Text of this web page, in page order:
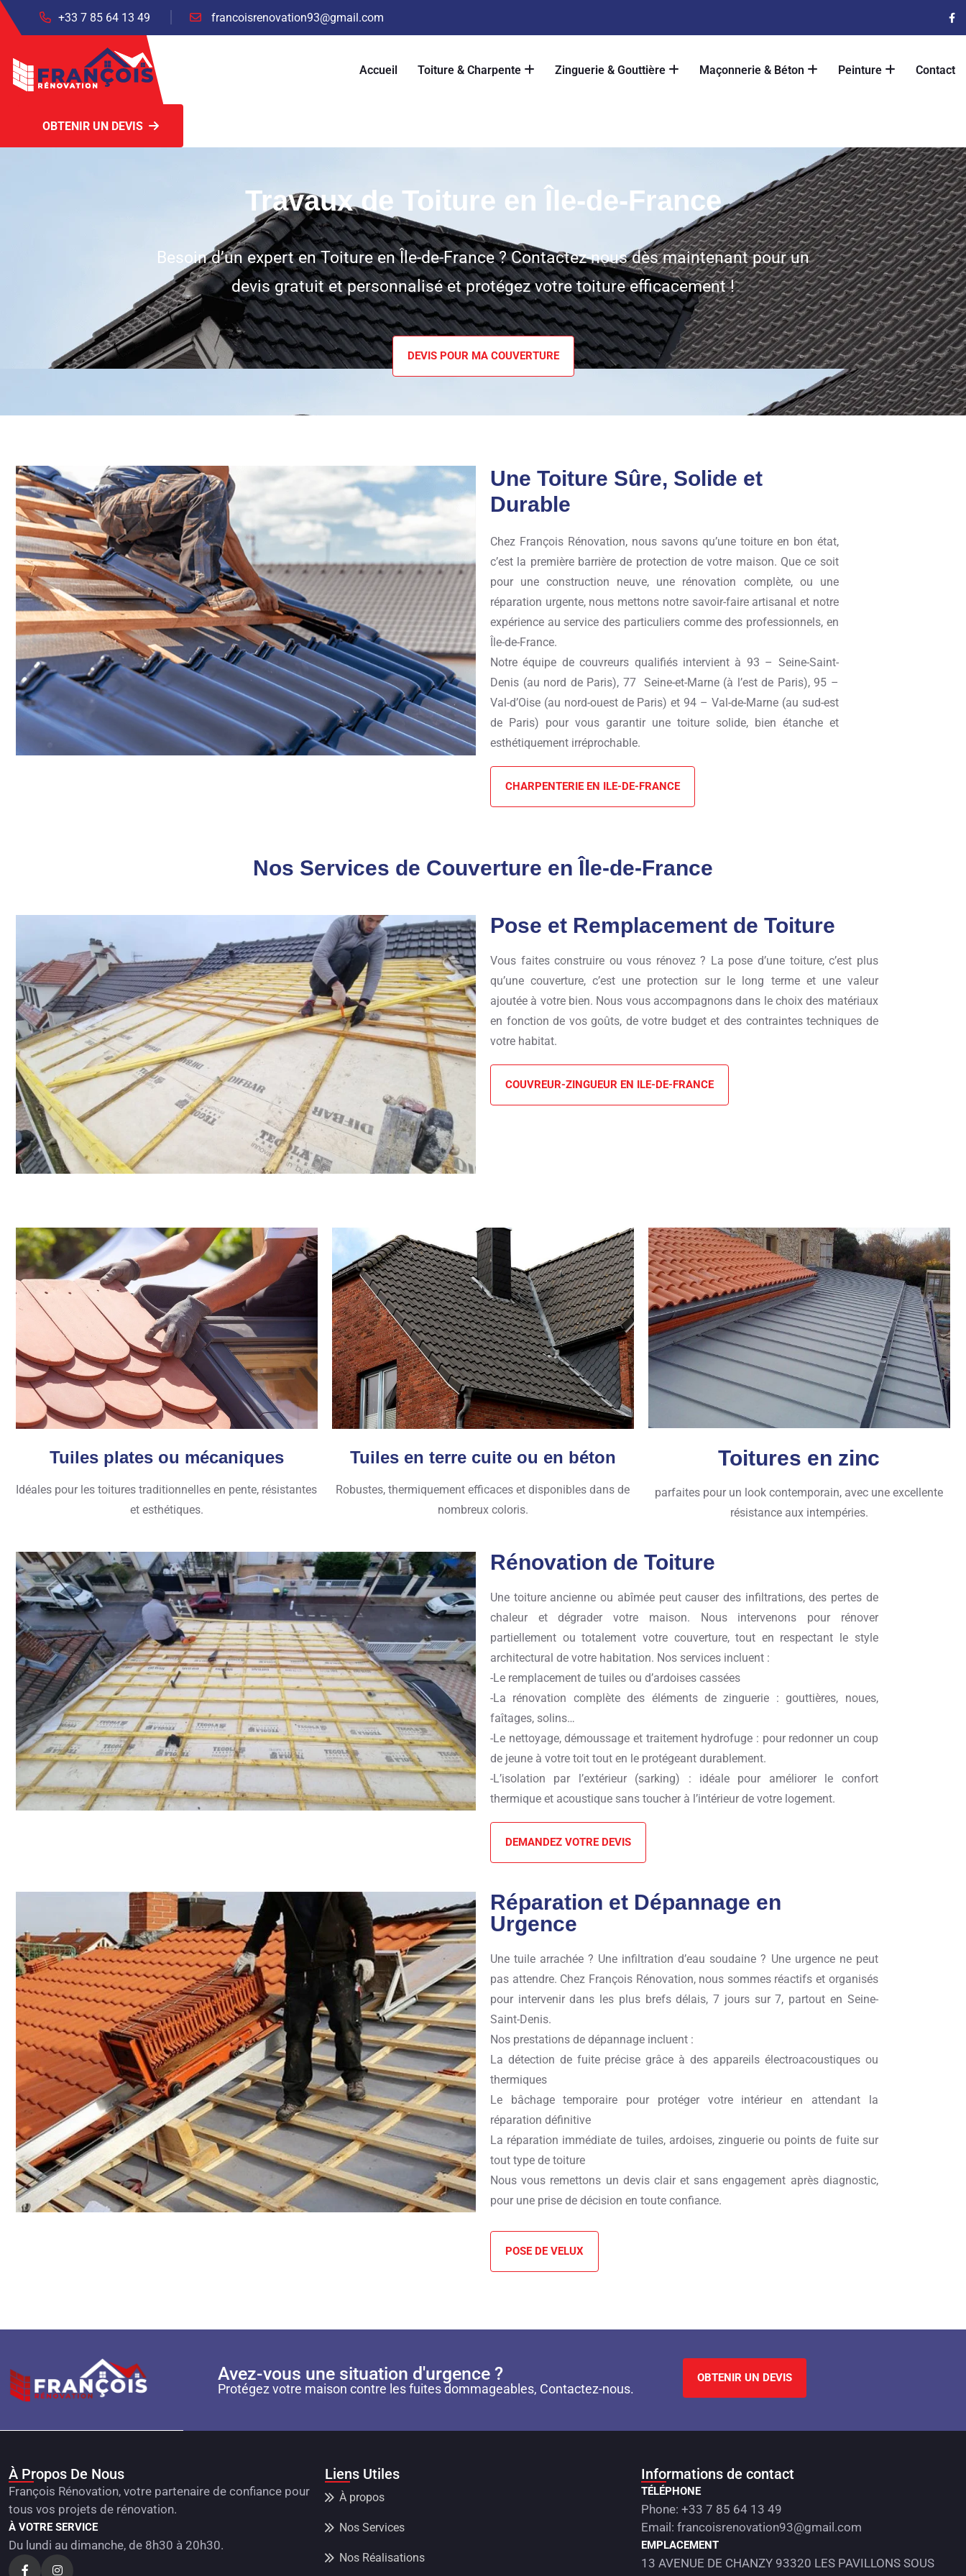
+33 7 85 64 13 49 francoisrenovation93@gmail.com
Accueil Toiture & Charpente Zinguerie & Gouttière Maçonnerie & Béton Peinture Contact
OBTENIR UN DEVIS
Travaux de Toiture en Île-de-France
Besoin d’un expert en Toiture en Île-de-France ? Contactez-nous dès maintenant pour un
devis gratuit et personnalisé et protégez votre toiture efficacement !
DEVIS POUR MA COUVERTURE
Une Toiture Sûre, Solide et
Durable
Chez François Rénovation, nous savons qu’une toiture en bon état,
c’est la première barrière de protection de votre maison. Que ce soit
pour une construction neuve, une rénovation complète, ou une
réparation urgente, nous mettons notre savoir-faire artisanal et notre
expérience au service des particuliers comme des professionnels, en
Île-de-France.
Notre équipe de couvreurs qualifiés intervient à 93 – Seine-Saint-
Denis (au nord de Paris), 77 Seine-et-Marne (à l’est de Paris), 95 –
Val-d’Oise (au nord-ouest de Paris) et 94 – Val-de-Marne (au sud-est
de Paris) pour vous garantir une toiture solide, bien étanche et
esthétiquement irréprochable.
CHARPENTERIE EN ILE-DE-FRANCE
Nos Services de Couverture en Île-de-France
Pose et Remplacement de Toiture
Vous faites construire ou vous rénovez ? La pose d’une toiture, c’est plus
qu’une couverture, c’est une protection sur le long terme et une valeur
ajoutée à votre bien. Nous vous accompagnons dans le choix des matériaux
en fonction de vos goûts, de votre budget et des contraintes techniques de
votre habitat.
COUVREUR-ZINGUEUR EN ILE-DE-FRANCE
Tuiles plates ou mécaniques
Idéales pour les toitures traditionnelles en pente, résistantes
et esthétiques.
Tuiles en terre cuite ou en béton
Robustes, thermiquement efficaces et disponibles dans de
nombreux coloris.
Toitures en zinc
parfaites pour un look contemporain, avec une excellente
résistance aux intempéries.
Rénovation de Toiture
Une toiture ancienne ou abîmée peut causer des infiltrations, des pertes de
chaleur et dégrader votre maison. Nous intervenons pour rénover
partiellement ou totalement votre couverture, tout en respectant le style
architectural de votre habitation. Nos services incluent :
-Le remplacement de tuiles ou d’ardoises cassées
-La rénovation complète des éléments de zinguerie : gouttières, noues,
faîtages, solins…
-Le nettoyage, démoussage et traitement hydrofuge : pour redonner un coup
de jeune à votre toit tout en le protégeant durablement.
-L’isolation par l’extérieur (sarking) : idéale pour améliorer le confort
thermique et acoustique sans toucher à l’intérieur de votre logement.
DEMANDEZ VOTRE DEVIS
Réparation et Dépannage en
Urgence
Une tuile arrachée ? Une infiltration d’eau soudaine ? Une urgence ne peut
pas attendre. Chez François Rénovation, nous sommes réactifs et organisés
pour intervenir dans les plus brefs délais, 7 jours sur 7, partout en Seine-
Saint-Denis.
Nos prestations de dépannage incluent :
La détection de fuite précise grâce à des appareils électroacoustiques ou
thermiques
Le bâchage temporaire pour protéger votre intérieur en attendant la
réparation définitive
La réparation immédiate de tuiles, ardoises, zinguerie ou points de fuite sur
tout type de toiture
Nous vous remettons un devis clair et sans engagement après diagnostic,
pour une prise de décision en toute confiance.
POSE DE VELUX
Avez-vous une situation d'urgence ?
Protégez votre maison contre les fuites dommageables, Contactez-nous.
OBTENIR UN DEVIS
À Propos De Nous
François Rénovation, votre partenaire de confiance pour
tous vos projets de rénovation.
À VOTRE SERVICE
Du lundi au dimanche, de 8h30 à 20h30.
Liens Utiles
À propos
Nos Services
Nos Réalisations
Informations de contact
TÉLÉPHONE
Phone: +33 7 85 64 13 49
Email: francoisrenovation93@gmail.com
EMPLACEMENT
13 AVENUE DE CHANZY 93320 LES PAVILLONS SOUS